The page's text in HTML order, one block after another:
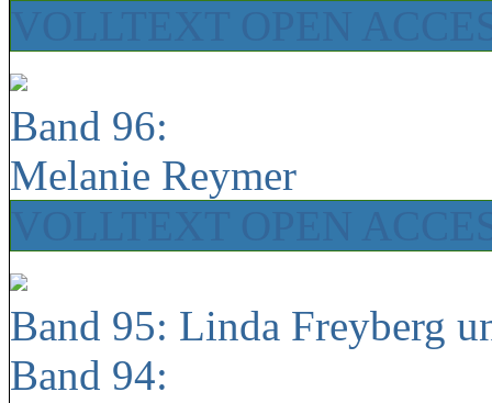
Band 96:
Melanie Reymer
Band 95: Linda Freyberg
Band 94: